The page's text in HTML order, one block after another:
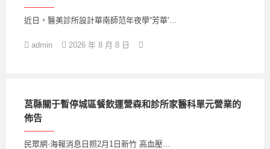
近日，醫美診所設計華南師范年夜學“芳華‘…
admin 2026 年 8 月 8 日
莒縣關于暫停城區餐飲運營森和診所家醫科單元營業的
佈告
民眾網·海報消息日照2月1日新竹 高血壓…